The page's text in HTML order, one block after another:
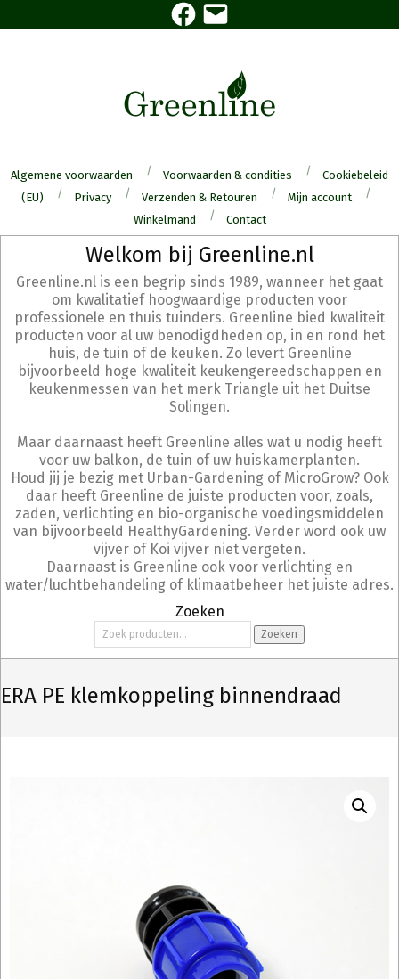
to
Facebook
E-
mail
Algemene voorwaarden Voorwaarden & condities
Cookiebeleid
(EU)
Privacy Verzenden & Retouren
Mijn account
Winkelmand
Contact
Menu
Welkom bij Greenline.nl
Greenline.nl is een begrip sinds 1989, wanneer het gaat
om kwalitatief hoogwaardige producten voor
professionele en thuis tuinders. Greenline bied kwaliteit
producten voor al uw benodigdheden op, in en rond het
huis, de tuin of de keuken. Zo levert Greenline
bijvoorbeeld hoge kwaliteit keukengereedschappen en
keukenmessen van het merk Triangle uit het Duitse
Solingen.
Maar daarnaast heeft Greenline alles wat u nodig heeft
voor uw balkon, de tuin of uw huiskamerplanten.
Houd jij je bezig met Urban-Gardening of MicroGrow? Ook
daar heeft Greenline de juiste producten voor, zoals,
zaden, verlichting en bio-organische voedingsmiddelen
van bijvoorbeeld HealthyGardening. Verder word ook uw
vijver of Koi vijver niet vergeten.
Daarnaast is Greenline ook voor verlichting en
water/luchtbehandeling of klimaatbeheer het juiste adres.
Zoeken
Zoeken
naar:
Zoeken
ERA PE klemkoppeling binnendraad